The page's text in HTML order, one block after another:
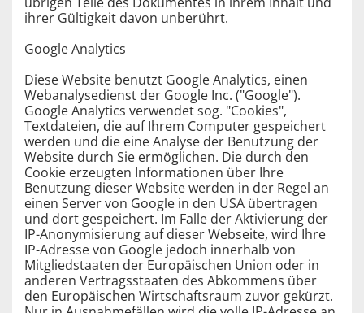
ihrer Gültigkeit davon unberührt.
Google Analytics
Diese Website benutzt Google Analytics, einen
Webanalysedienst der Google Inc. ("Google").
Google Analytics verwendet sog. "Cookies",
Textdateien, die auf Ihrem Computer gespeichert
werden und die eine Analyse der Benutzung der
Website durch Sie ermöglichen. Die durch den
Cookie erzeugten Informationen über Ihre
Benutzung dieser Website werden in der Regel an
einen Server von Google in den USA übertragen
und dort gespeichert. Im Falle der Aktivierung der
IP-Anonymisierung auf dieser Webseite, wird Ihre
IP-Adresse von Google jedoch innerhalb von
Mitgliedstaaten der Europäischen Union oder in
anderen Vertragsstaaten des Abkommens über
den Europäischen Wirtschaftsraum zuvor gekürzt.